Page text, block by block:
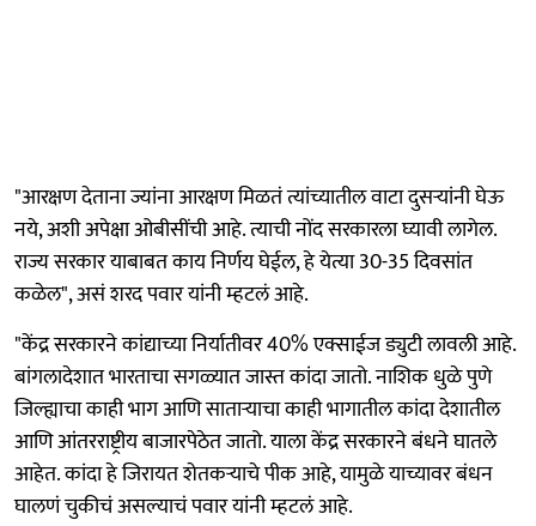
"आरक्षण देताना ज्यांना आरक्षण मिळतं त्यांच्यातील वाटा दुसऱ्यांनी घेऊ
नये, अशी अपेक्षा ओबीसींची आहे. त्याची नोंद सरकारला घ्यावी लागेल.
राज्य सरकार याबाबत काय निर्णय घेईल, हे येत्या 30-35 दिवसांत
कळेल", असं शरद पवार यांनी म्हटलं आहे.
"केंद्र सरकारने कांद्याच्या निर्यातीवर 40% एक्साईज ड्युटी लावली आहे.
बांगलादेशात भारताचा सगळ्यात जास्त कांदा जातो. नाशिक धुळे पुणे
जिल्ह्याचा काही भाग आणि साताऱ्याचा काही भागातील कांदा देशातील
आणि आंतरराष्ट्रीय बाजारपेठेत जातो. याला केंद्र सरकारने बंधने घातले
आहेत. कांदा हे जिरायत शेतकऱ्याचे पीक आहे, यामुळे याच्यावर बंधन
घालणं चुकीचं असल्याचं पवार यांनी म्हटलं आहे.